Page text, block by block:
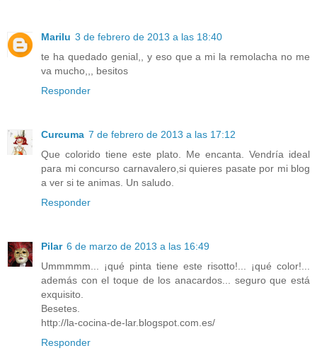
Marilu 3 de febrero de 2013 a las 18:40
te ha quedado genial,, y eso que a mi la remolacha no me
va mucho,,, besitos
Responder
Curcuma 7 de febrero de 2013 a las 17:12
Que colorido tiene este plato. Me encanta. Vendría ideal
para mi concurso carnavalero,si quieres pasate por mi blog
a ver si te animas. Un saludo.
Responder
Pilar 6 de marzo de 2013 a las 16:49
Ummmmm... ¡qué pinta tiene este risotto!... ¡qué color!...
además con el toque de los anacardos... seguro que está
exquisito.
Besetes.
http://la-cocina-de-lar.blogspot.com.es/
Responder